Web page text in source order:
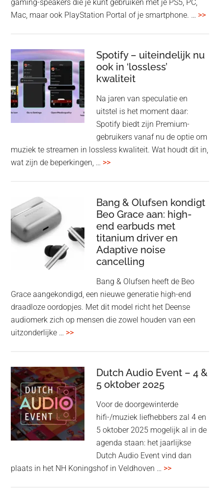
gaming-speakers die je kunt gebruiken met je PS5, PC,
Mac, maar ook PlayStation Portal of je smartphone. … >>
Spotify – uiteindelijk nu
ook in ‘lossless’
kwaliteit
Na jaren van speculatie en
uitstel is het moment daar:
Spotify biedt zijn Premium-
gebruikers vanaf nu de optie om
muziek te streamen in lossless kwaliteit. Wat houdt dit in,
wat zijn de beperkingen, … >>overSpotify
nu
ook
in
‘lossless’
kwaliteit
Bang & Olufsen kondigt
Beo Grace aan: high-
end earbuds met
titanium driver en
Adaptive noise
cancelling
Bang & Olufsen heeft de Beo
Grace aangekondigd, een nieuwe generatie high-end
draadloze oordopjes. Met dit model richt het Deense
audiomerk zich op mensen die zowel houden van een
uitzonderlijke … >>overBang
kondigt
Beo
Grace
aan:
high-
end
earbuds
titanium
Dutch Audio Event – 4 &
5 oktober 2025
Voor de doorgewinterde
hifi-/muziek liefhebbers zal 4 en
5 oktober 2025 mogelijk al in de
agenda staan: het jaarlijkse
Dutch Audio Event vind dan
plaats in het NH Koningshof in Veldhoven … >>overDutch